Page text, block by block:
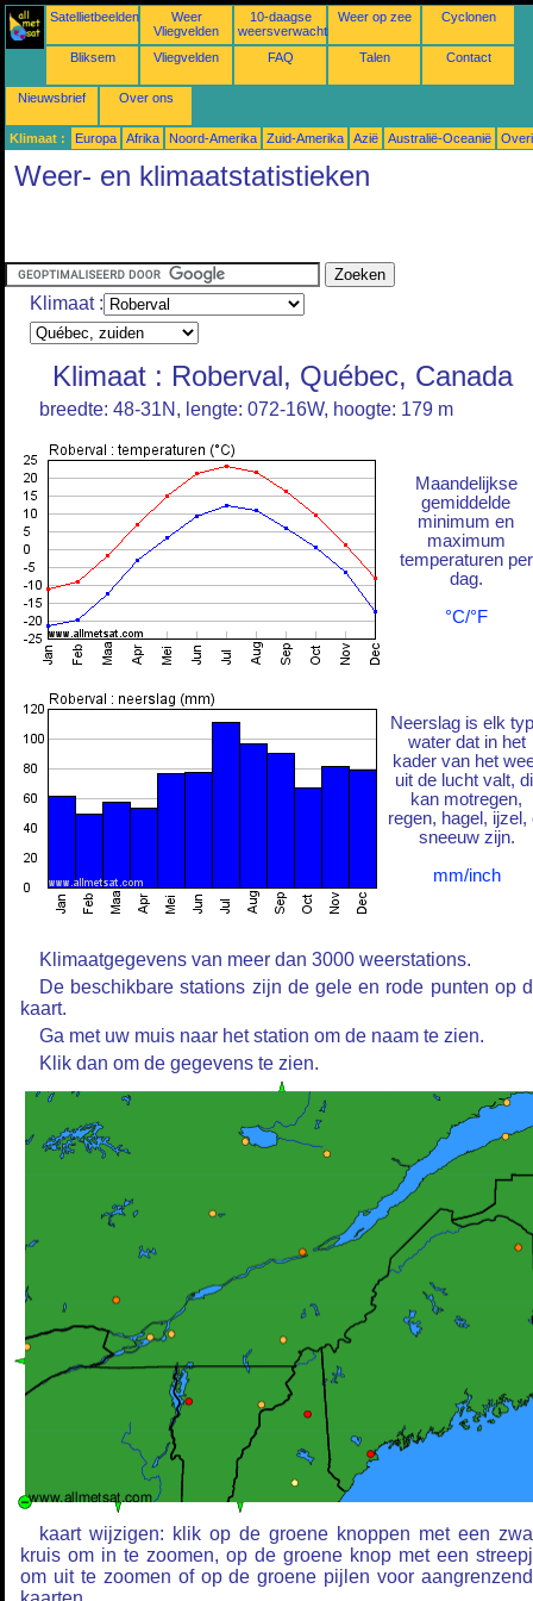
Satellietbeelden
Weer
Vliegvelden
10-daagse
weersverwachtingen
Weer op zee Cyclonen
Bliksem Vliegvelden FAQ Talen Contact
Nieuwsbrief Over ons
Klimaat : Europa Afrika Noord-Amerika Zuid-Amerika Azië Australië-Oceanië
Weer- en klimaatstatistieken
Klimaat :
Klimaat : Roberval, Québec, Canada
breedte: 48-31N, lengte: 072-16W, hoogte: 179 m
Maandelijkse
gemiddelde
minimum en
maximum
temperaturen per
dag.
°C/°F
Neerslag is elk
water dat in het
kader van het
uit de lucht valt,
kan motregen,
regen, hagel, ijzel,
sneeuw zijn.
mm/inch
Klimaatgegevens van meer dan 3000 weerstations.
De beschikbare stations zijn de gele en rode punten op
kaart.
Ga met uw muis naar het station om de naam te zien.
Klik dan om de gegevens te zien.
kaart wijzigen: klik op de groene knoppen met een
kruis om in te zoomen, op de groene knop met een
om uit te zoomen of op de groene pijlen voor